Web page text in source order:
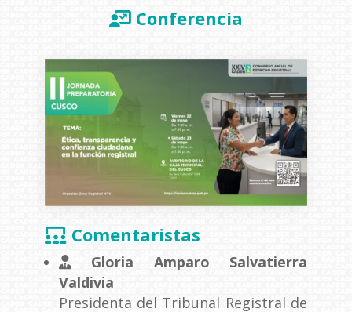
Conferencia
Comentaristas
Gloria Amparo Salvatierra
Valdivia
Presidenta del Tribunal Registral de